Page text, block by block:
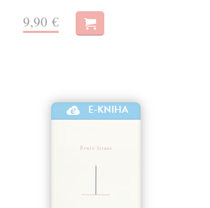
9,90 €
E-KNIHA